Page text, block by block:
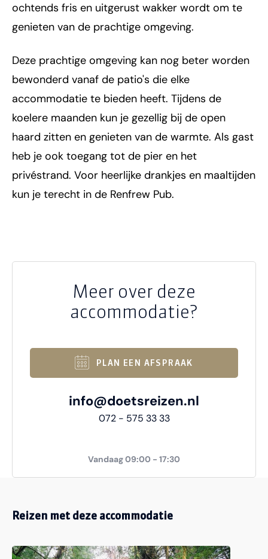
ochtends fris en uitgerust wakker wordt om te
genieten van de prachtige omgeving.
Deze prachtige omgeving kan nog beter worden
bewonderd vanaf de patio's die elke
accommodatie te bieden heeft. Tijdens de
koelere maanden kun je gezellig bij de open
haard zitten en genieten van de warmte. Als gast
heb je ook toegang tot de pier en het
privéstrand. Voor heerlijke drankjes en maaltijden
kun je terecht in de Renfrew Pub.
Meer over deze
accommodatie?
PLAN EEN AFSPRAAK
info@doetsreizen.nl
072 - 575 33 33
Vandaag 09:00 - 17:30
Reizen met deze accommodatie